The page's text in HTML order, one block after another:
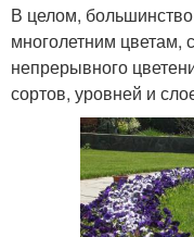
В целом,
многолетним
непрерывного
сортов, уровней и